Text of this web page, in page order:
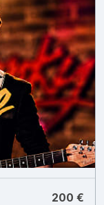
200 €